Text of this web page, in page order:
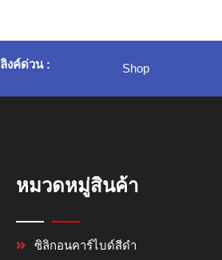
ลิงค์ด่วน : Shop
หมวดหมู่สินค้า
ซิลิกอนคาร์ไบด์สีดำ